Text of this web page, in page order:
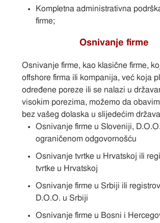
Kompletna administrativna
firme;
Osnivanje firme
Osnivanje firme, kao klasične firme,
offshore firma ili kompanija, već koja
određene poreze ili se nalazi u
visokim porezima, možemo da
bez vašeg dolaska u slijedećim
Osnivanje firme u Sloveniji,
ograničenom odgovornošću
Osnivanje tvrtke u Hrvatskoj ili
tvrtke u Hrvatskoj
Osnivanje firme u Srbiji ili
D.O.O. u Srbiji
Osnivanje firme u Bosni i